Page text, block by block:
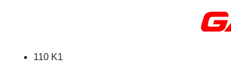
110 K1